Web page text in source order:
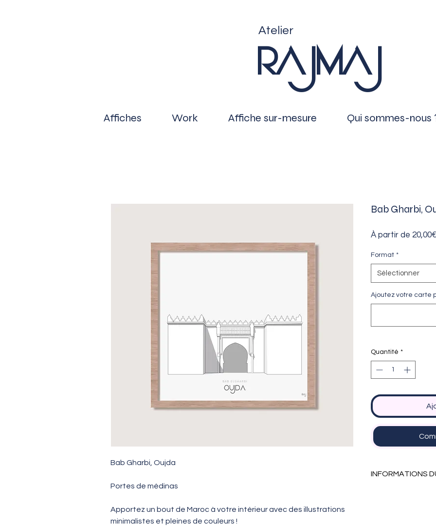
RAJMAJ
Atelier
Affiches Work Affiche sur-mesure Qui sommes-nous
Bab Gharbi, Oujda
Portes de médinas
Apportez un bout de Maroc à votre intérieur avec des illustrations
minimalistes et pleines de couleurs !
Bab Gharbi,
À partir de 20,00€
Format *
Sélectionner
Ajoutez votre carte
Quantité *
INFORMATIONS